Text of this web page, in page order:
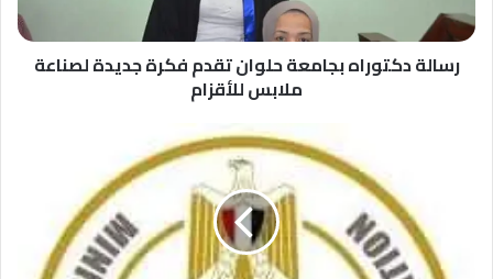
لصناعة
ملابس
للأقزام
رسالة دكتوراه بجامعة حلوان تقدم فكرة جديدة لصناعة
ملابس للأقزام